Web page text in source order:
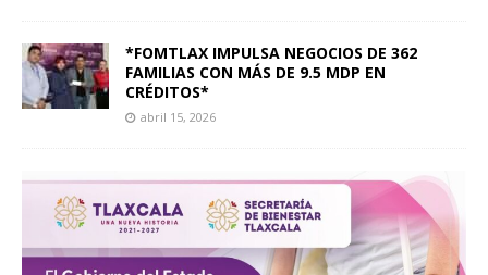
*FOMTLAX IMPULSA NEGOCIOS DE 362
FAMILIAS CON MÁS DE 9.5 MDP EN
CRÉDITOS*
abril 15, 2026